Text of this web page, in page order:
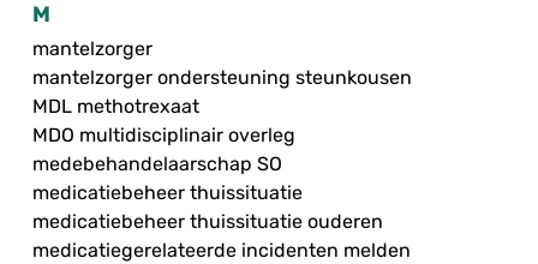
M
mantelzorger
mantelzorger ondersteuning steunkousen
MDL methotrexaat
MDO multidisciplinair overleg
medebehandelaarschap SO
medicatiebeheer thuissituatie
medicatiebeheer thuissituatie ouderen
medicatiegerelateerde incidenten melden